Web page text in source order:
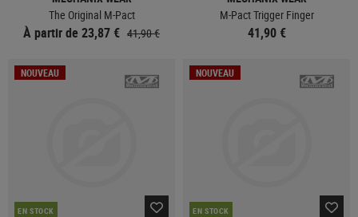
The Original M-Pact
À partir de 23,87 € 41,90 €
M-Pact Trigger Finger
41,90 €
NOUVEAU
EN STOCK
NOUVEAU
EN STOCK